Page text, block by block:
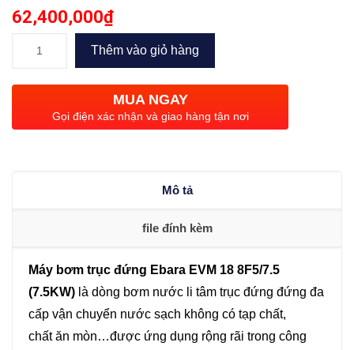
62,400,000₫
đứng
EVM
Thêm vào giỏ hàng
MUA NGAY
Gọi điện xác nhận và giao hàng tận nơi
Mô tả
file đính kèm
Máy bơm trục đứng Ebara EVM 18 8F5/7.5
(7.5KW) là dòng bơm nước li tâm trục đứng đứng đa
cấp vận chuyển nước sạch không có tạp chất,
chất ăn mòn…được ứng dụng rộng rãi trong công